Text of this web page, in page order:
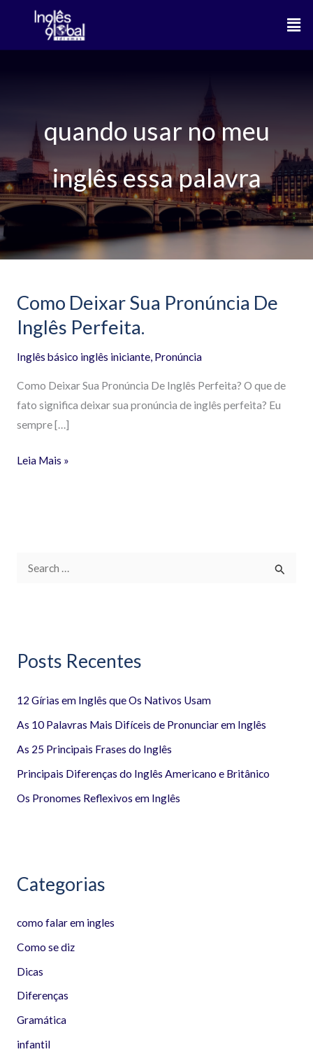
o
quando usar no meu
inglês essa palavra
Como Deixar Sua Pronúncia De
Inglês Perfeita.
Inglês básico inglês iniciante, Pronúncia
Como Deixar Sua Pronúncia De Inglês Perfeita? O que de
fato significa deixar sua pronúncia de inglês perfeita? Eu
sempre […]
Como
Deixar
Pronúncia
Leia Mais »
u
s
a
r
Posts Recentes
12 Gírias em Inglês que Os Nativos Usam
As 10 Palavras Mais Difíceis de Pronunciar em Inglês
As 25 Principais Frases do Inglês
Principais Diferenças do Inglês Americano e Britânico
Os Pronomes Reflexivos em Inglês
Categorias
como falar em ingles
Como se diz
Dicas
Diferenças
Gramática
infantil